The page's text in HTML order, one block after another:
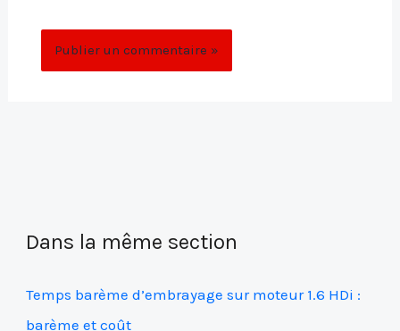
Dans la même section
Temps barème d’embrayage sur moteur 1.6 HDi :
barème et coût